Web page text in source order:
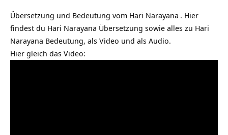
Übersetzung und Bedeutung vom Hari Narayana . Hier
findest du Hari Narayana Übersetzung sowie alles zu Hari
Narayana Bedeutung, als Video und als Audio.
Hier gleich das Video: